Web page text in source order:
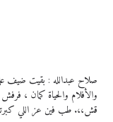
صلاح عبدالله : بقيت ضيف
والأفلام والحياة كمان ،
قش،،. طب فين عز اللي